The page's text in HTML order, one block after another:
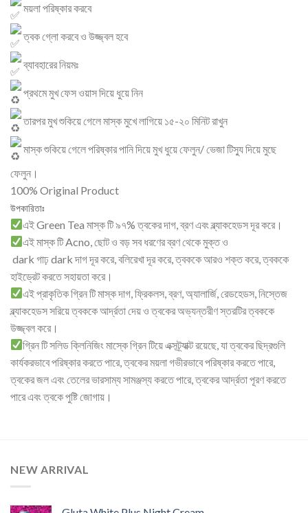
ময়লা পরিষ্কার করবে
ত্বক গ্লো করবে ও উজ্জ্বল হবে
ব্যাবহারের নিয়মঃ
প্রথমে মুখ ফেস ওয়াস দিয়ে ধুয়ে নিন
তারপর মুখ শুকিয়ে গেলে মাস্ক মুখে লাগিয়ে ১৫-২০ মিনিট রাখুন
মাস্ক শুকিয়ে গেলে পরিষ্কার পানি দিয়ে মুখ ধুয়ে ফেলুন/ ভেজা টিস্যু দিয়ে মুছে
ফেলুন।
100% Original Product
উপকারিতাঃ
এই Green Tea মাস্ক টি ৯৭% ত্বকের দাগ, ব্রণ এবং ব্ল্যাকহেডস দূর করে।
এই মাস্ক টি Acno, ছোট ও বড় সব ধরণের ব্রণ থেকে মুক্ত ও
️ dark গাঢ় dark দাগ দূর করে, বলিরেখা দূর করে, ত্বককে আরও শক্ত করে, ত্বককে
হাইড্রেট করতে সহায়তা করে।
এই প্রাকৃতিক গ্রিন টি মাস্ক দাগ, ফ্রিকলস, ব্রণ, অ্যালার্জি, রেডহেডস, নিস্তেজ
ব্ল্যাকহেডস সরিয়ে ত্বককে আর্দ্রতা দেয় ও ত্বকের অভ্যন্তরীণ স্তরটির ত্বককে
উজ্জ্বল করে।
গ্রিন টি সলিড ক্লিনিজিং মাস্কে গ্রিন টিয়ে এক্সট্র্যাক্ট রয়েছে, যা ত্বকের ছিদ্রগুলি
কার্যকরভাবে পরিষ্কার করতে পারে, ত্বকের ময়লা গভীরভাবে পরিষ্কার করতে পারে,
ত্বকের জল এবং তেলের ভারসাম্য সামঞ্জস্য করতে পারে, ত্বকের আর্দ্রতা পূরণ করতে
পারে এবং ত্বকে পুষ্টি জোগায়।
NEW ARRIVAL